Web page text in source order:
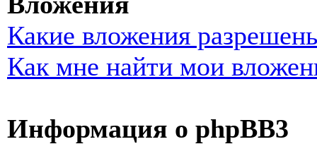
Какие вложения
Как мне найти мои
Информация о phpBB3